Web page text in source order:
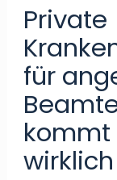
Private
für
kommt